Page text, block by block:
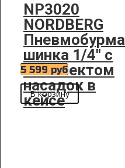
NP3020
NORDBERG
Пневмобурма
шинка 1/4″ с
комплектом
насадок в
кейсе
5 599 руб
В корзину